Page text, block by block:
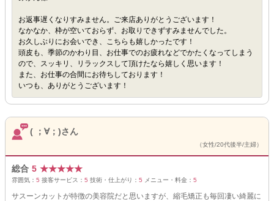
お返事遅くなりすみません。ご来店ありがとうございます！
なかなか、枠が空いておらず、お取りできずすみませんでした。
お久しぶりにお会いでき、こちらも嬉しかったです！
頭皮も、季節のかわり目、お仕事でのお疲れなどでかたくなってしまう
ので、スッキリ、リラックスして頂けたなら嬉しく思います！
また、お仕事の合間にお待ちしております！
いつも、ありがとうございます！
( ；∀；)さん
（女性/20代後半/主婦）
総合 5 ★★★★★
雰囲気： 5 接客サービス： 5 技術・仕上がり： 5 メニュー・料金： 5
サスーンカットが特徴の美容院だと思いますが、縮毛矯正も毎回凄い綺麗に